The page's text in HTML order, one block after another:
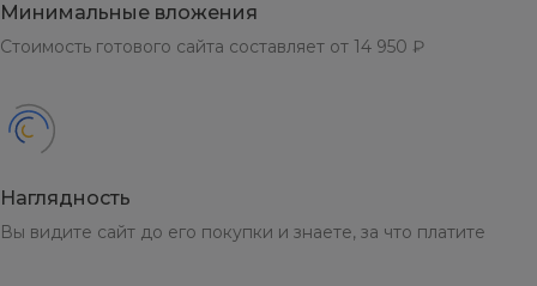
Минимальные вложения
Стоимость готового сайта составляет от 14 950 ₽
Наглядность
Вы видите сайт до его покупки и знаете, за что платите